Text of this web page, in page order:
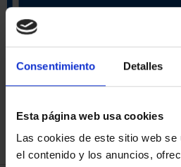
Consentimiento Detalles
Esta página web usa cookies
Las cookies de este sitio web se
el contenido y los anuncios,
ORDENAR POR: